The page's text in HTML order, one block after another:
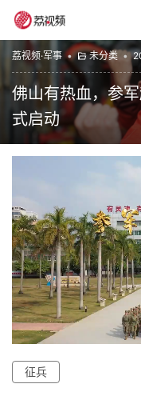
荔视频·军事 • 未分类 •
佛山有热血，参
式启动
00:00 / 01:31
作为岭南热土上的功
宣传与城市精神深度
发新生。“以青春之名
言掷地有声，是对先
使命的担当。青春正
兵网
你的军旅荣光，在飘
征兵